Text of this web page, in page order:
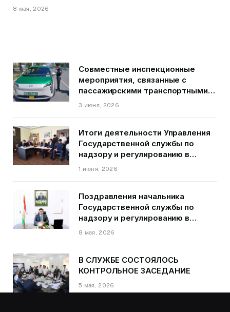
8 мая, 2026
Совместные инспекционные
мероприятия, связанные с
пассажирскими транспортными
средствами на территории
3 июня, 2026
Итоги деятельности Управления
Государственной службы по
надзору и регулированию в
области транспорта ГБАО в
1 июня, 2026
Поздравления начальника
Государственной службы по
надзору и регулированию в
области транспорта Курбонзода
8 мая, 2026
В СЛУЖБЕ СОСТОЯЛОСЬ
КОНТРОЛЬНОЕ ЗАСЕДАНИЕ
5 мая, 2026